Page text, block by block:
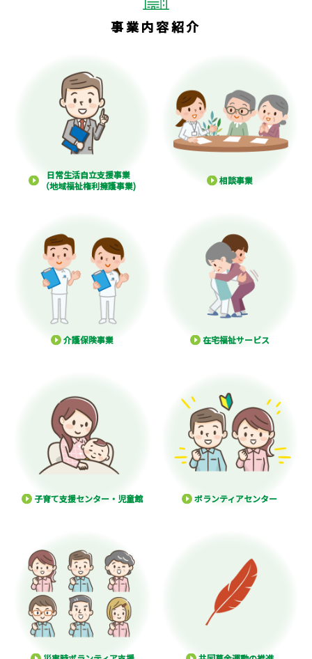
事業内容紹介
日常生活自立支援事業
（地域福祉権利擁護事業)
相談事業
介護保険事業 在宅福祉サービス
子育て支援センター・児童館 ボランティアセンター